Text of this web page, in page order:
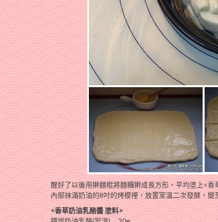
醒好了以後用擀麵棍將麵糰擀成長方形，平均塗上<
內部抹滿奶油的8吋的烤模裡，放置室溫二次發酵，變
<香草奶油乳酪醬 塗料>